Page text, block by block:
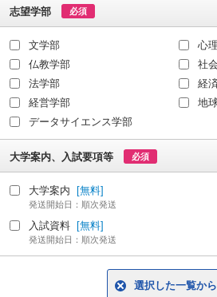
志望学部 必須
文学部
心
仏教学部
社
法学部
経
経営学部
地
データサイエンス学部
大学案内、入試要項等 必須
大学案内 [無料]
発送開始日：順次発送
入試資料 [無料]
発送開始日：順次発送
選択した一覧か